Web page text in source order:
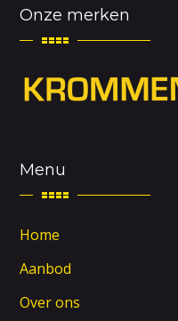
Onze merken
Menu
Home
Aanbod
Over ons